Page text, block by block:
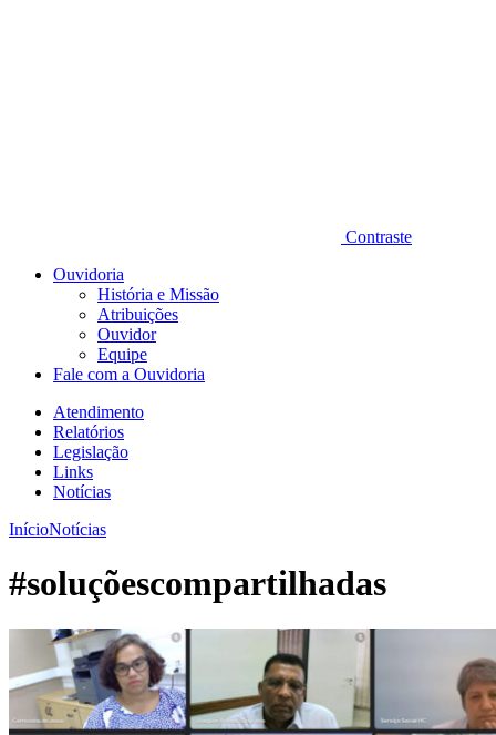
Contraste
Ouvidoria
História e Missão
Atribuições
Ouvidor
Equipe
Fale com a Ouvidoria
Atendimento
Relatórios
Legislação
Links
Notícias
InícioNotícias
#soluçõescompartilhadas